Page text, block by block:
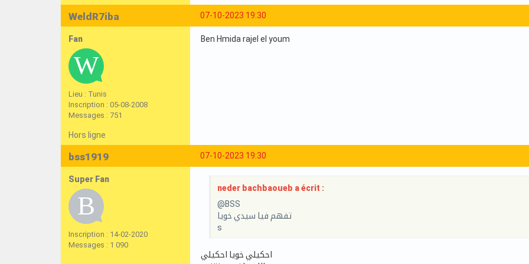
07-10-2023 19:30
WeldR7iba
Fan
Lieu : Tunis
Inscription : 05-08-2008
Messages : 751
Ben Hmida rajel el youm
Hors ligne
07-10-2023 19:30
bss1919
Super Fan
Inscription : 14-02-2020
Messages : 1 090
neder bachbaoueb a écrit :
@BSS
تفهم فيا سيدي خويا
s
احكيلي خويا احكيلي